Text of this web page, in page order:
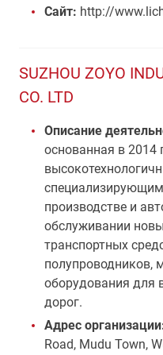
Сайт: http://
SUZHOU ZOYO
CO. LTD
Описание
основанная в 2014
производстве и
обслуживании
транспортных
полупроводников,
оборудования для
дорог.
Адрес
Road, Mudu Town,